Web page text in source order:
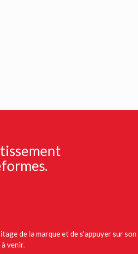
de la marque et de s'appuyer sur
venir.